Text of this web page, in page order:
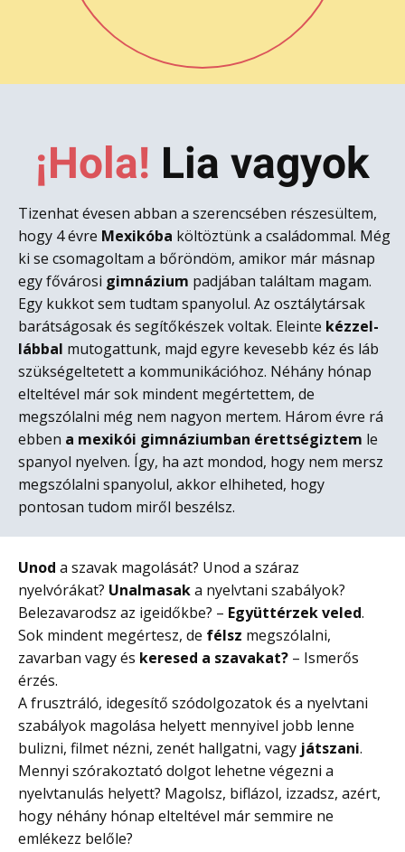
¡Hola! L​ia vagyok
Tizenhat évesen abban a szerencsében részesültem,
hogy 4 évre Mexikóba költöztünk a családommal. Még
ki se csomagoltam a bőröndöm, amikor már másnap
egy fővárosi gimnázium padjában találtam magam.
Egy kukkot sem tudtam spanyolul. Az osztálytársak
barátságosak és segítőkészek voltak. Eleinte kézzel-
lábbal mutogattunk, majd egyre kevesebb kéz és láb
szükségeltetett a kommunikációhoz. Néhány hónap
elteltével már sok mindent megértettem, de
megszólalni még nem nagyon mertem. Három évre rá
ebben a mexikói gimnáziumban érettségiztem le
spanyol nyelven. Így, ha azt mondod, hogy nem mersz
megszólalni spanyolul, akkor elhiheted, hogy
pontosan tudom miről beszélsz.
Unod a szavak magolását? Unod a száraz
nyelvórákat? Unalmasaka nyelvtani szabályok?
Belezavarodsz az igeidőkbe? – Együttérzek veled.
Sok mindent megértesz, de félsz megszólalni,
zavarban vagy és keresed a szavakat? – Ismerős
érzés.
A frusztráló, idegesítő szódolgozatok és a nyelvtani
szabályok magolása helyett mennyivel jobb lenne
bulizni, filmet nézni, zenét hallgatni, vagy játszani.
Mennyi szórakoztató dolgot lehetne végezni a
nyelvtanulás helyett? Magolsz, biflázol, izzadsz, azért,
hogy néhány hónap elteltével már semmire ne
emlékezz belőle?